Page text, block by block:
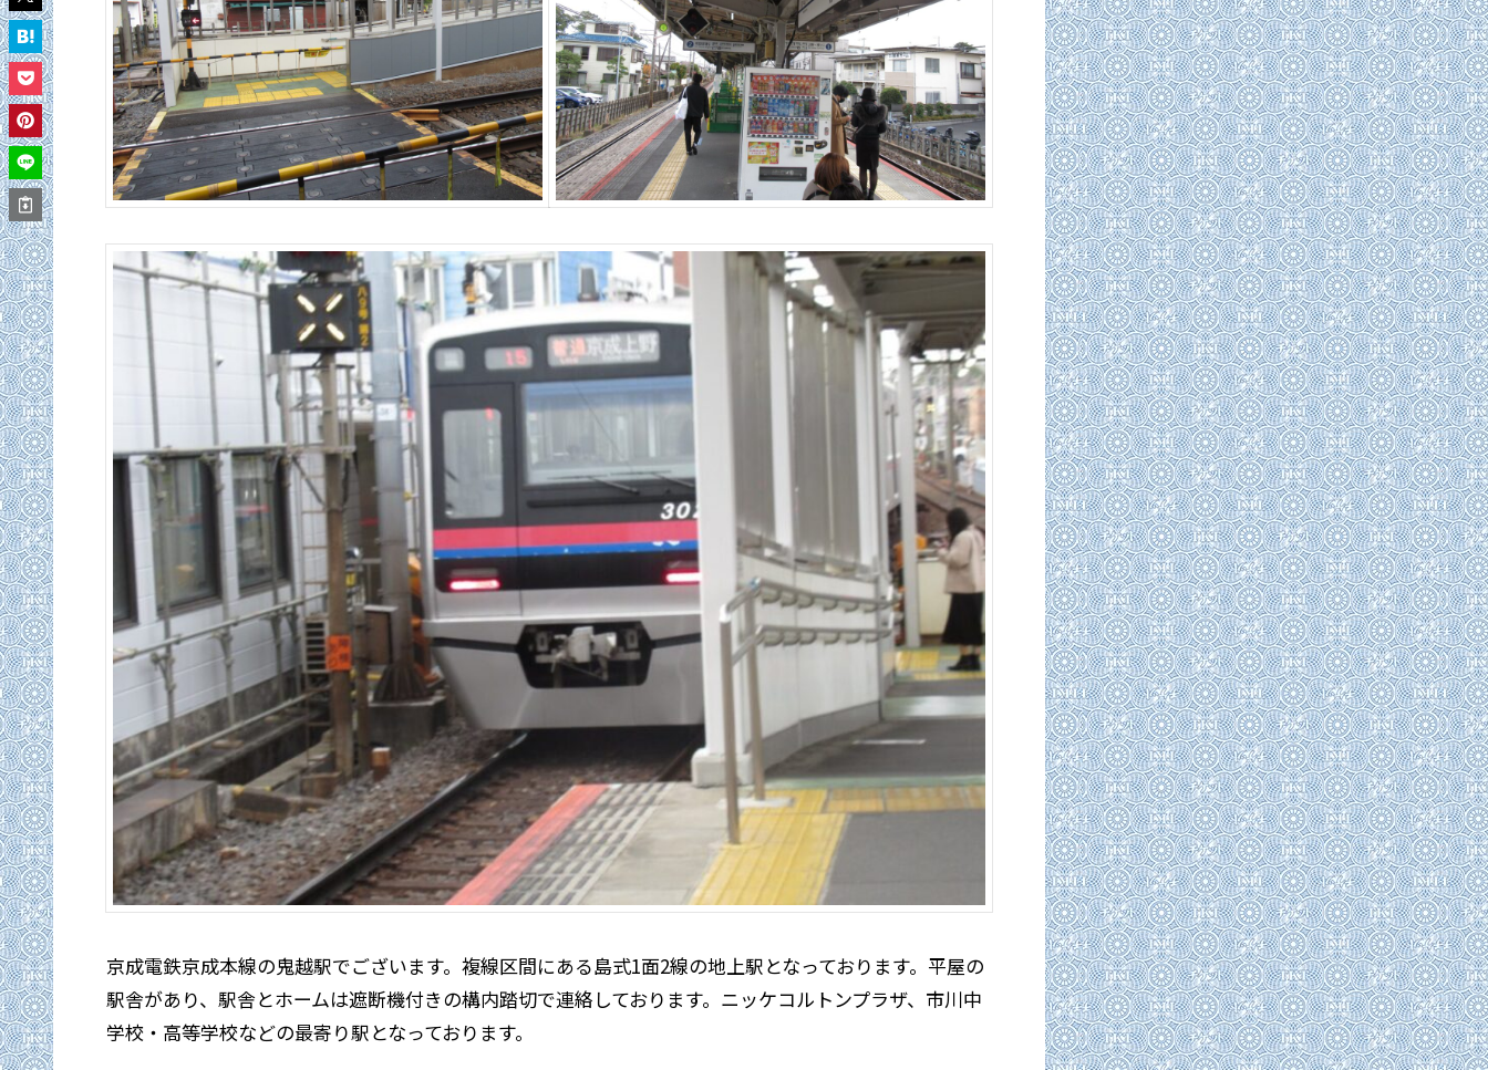
京成電鉄京成本線の鬼越駅でございます。複線区間にある島式1面2線の地上駅となっております。平屋の
駅舎があり、駅舎とホームは遮断機付きの構内踏切で連絡しております。ニッケコルトンプラザ、市川中
学校・高等学校などの最寄り駅となっております。